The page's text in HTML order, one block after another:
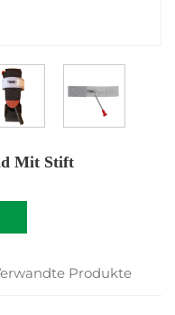
Mit Stift
Produkte